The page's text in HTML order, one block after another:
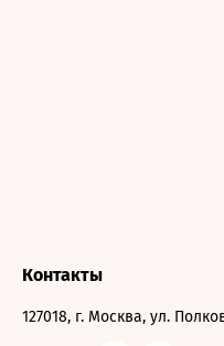
Контакты
127018, г. Москва, ул.